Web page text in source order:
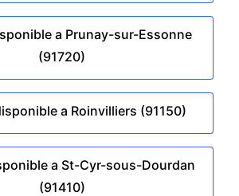
a Prunay-sur-Essonne
(91720)
a Roinvilliers (91150)
a St-Cyr-sous-Dourdan
(91410)